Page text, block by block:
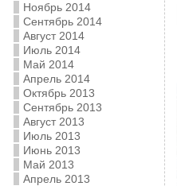
Ноябрь 2014
Сентябрь 2014
Август 2014
Июль 2014
Май 2014
Апрель 2014
Октябрь 2013
Сентябрь 2013
Август 2013
Июль 2013
Июнь 2013
Май 2013
Апрель 2013